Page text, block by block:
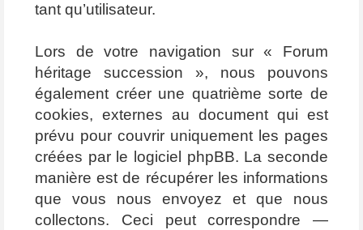
tant qu’utilisateur.
Lors de votre navigation sur « Forum
héritage succession », nous pouvons
également créer une quatrième sorte de
cookies, externes au document qui est
prévu pour couvrir uniquement les pages
créées par le logiciel phpBB. La seconde
manière est de récupérer les informations
que vous nous envoyez et que nous
collectons. Ceci peut correspondre —